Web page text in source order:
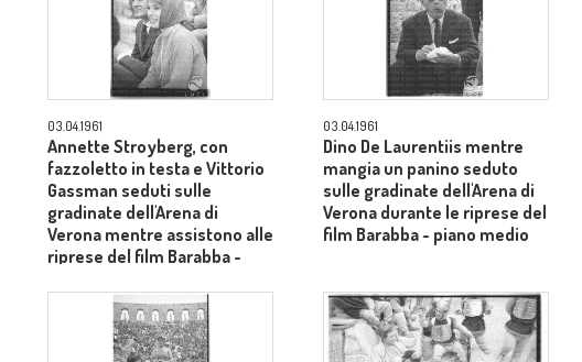
03.04.1961
Annette Stroyberg, con
fazzoletto in testa e Vittorio
Gassman seduti sulle
gradinate dell'Arena di
Verona mentre assistono alle
riprese del film Barabba -
03.04.1961
Dino De Laurentiis mentre
mangia un panino seduto
sulle gradinate dell'Arena di
Verona durante le riprese del
film Barabba - piano medio